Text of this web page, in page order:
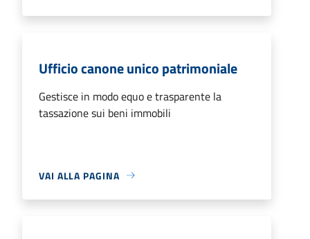
Ufficio canone unico patrimoniale
Gestisce in modo equo e trasparente la
tassazione sui beni immobili
VAI ALLA PAGINA